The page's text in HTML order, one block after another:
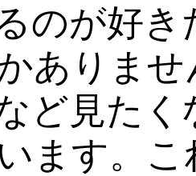
のが好
ありま
ど見た
ます。